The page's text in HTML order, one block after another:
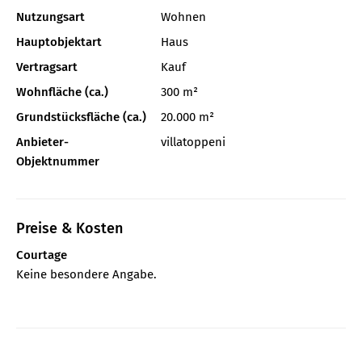
Nutzungsart
Wohnen
Hauptobjektart
Haus
Vertragsart
Kauf
Wohnfläche (ca.)
300 m²
Grundstücksfläche (ca.)
20.000 m²
Anbieter-
Objektnummer
villatoppeni
Preise & Kosten
Courtage
Keine besondere Angabe.